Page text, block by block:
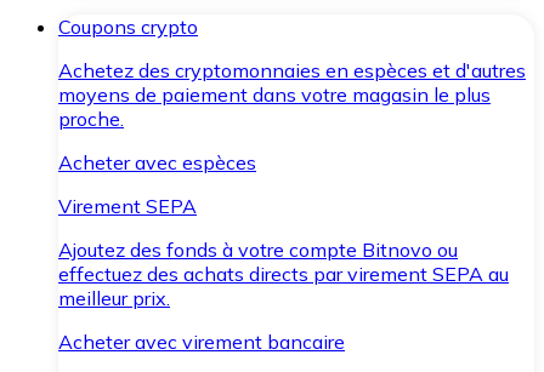
Coupons crypto
Achetez des cryptomonnaies en espèces et d'autres
moyens de paiement dans votre magasin le plus
proche.
Acheter avec espèces
Virement SEPA
Ajoutez des fonds à votre compte Bitnovo ou
effectuez des achats directs par virement SEPA au
meilleur prix.
Acheter avec virement bancaire